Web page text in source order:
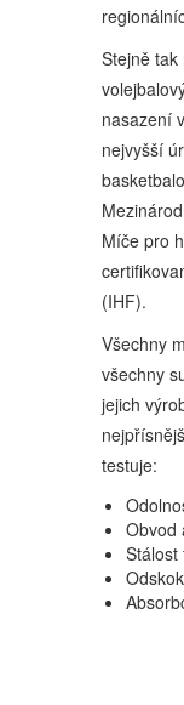
Stejně
nasazení
nejvyšší
Míče pro
(IHF).
Všechny
všechny
jejich
testuje:
Obvod
Stálost
Odskok